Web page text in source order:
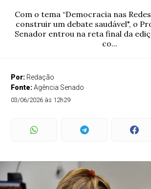
Com o tema “Democracia nas
construir um debate saudável", o
Senador entrou na reta final da
co...
Por: Redação
Fonte:Agência Senado
03/06/2026 às 12h29